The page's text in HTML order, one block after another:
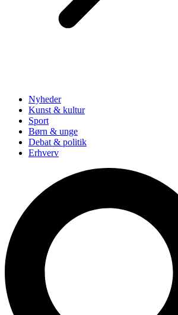
Nyheder
Kunst & kultur
Sport
Børn & unge
Debat & politik
Erhverv